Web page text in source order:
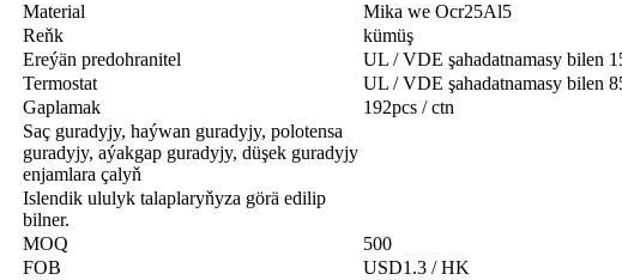
Material
Mika we Ocr25Al5
Reňk
kümüş
Ereýän predohranitel
UL / VDE şahadatnamasy bilen
Termostat
UL / VDE şahadatnamasy bilen
Gaplamak
192pcs / ctn
Saç guradyjy, haýwan guradyjy, polotensa
guradyjy, aýakgap guradyjy, düşek guradyjy
enjamlara çalyň
Islendik ululyk talaplaryňyza görä edilip
bilner.
MOQ
500
FOB
USD1.3 / HK